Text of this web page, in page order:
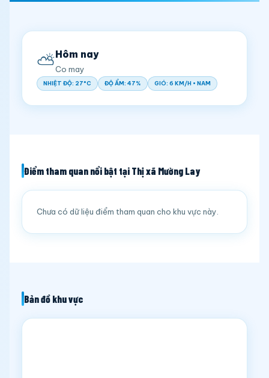
⛅Hôm nay
Co may
NHIỆT ĐỘ: 27°C ĐỘ ẨM: 47% GIÓ: 6 KM/H • NAM
Điểm tham quan nổi bật tại Thị xã Mường Lay
Chưa có dữ liệu điểm tham quan cho khu vực này.
Bản đồ khu vực